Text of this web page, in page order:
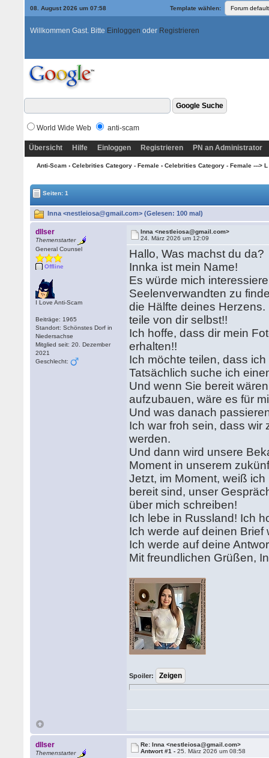
08. August 2026 um 07:58 Template wählen:
Willkommen Gast. Bitte Einloggen oder Registrieren
World Wide Web anti-scam
Übersicht Hilfe Einloggen Registrieren PN an Administrator
Anti-Scam› Celebrities Category - Female› Celebrities Category - Female ---> L
Seiten: 1
Inna <nestleiosa@gmail.com> (Gelesen: 100 mal)
dllser
Themenstarter
General Counsel
Offline
I Love Anti-Scam
Beiträge: 1965
Standort: Schönstes Dorf in
Niedersachse
Mitglied seit: 20. Dezember
2021
Geschlecht:
Inna <nestleiosa@gmail.com>
24. März 2026 um 12:09
Hallo, Was machst du da?
Innka ist mein Name!
Es würde mich
Seelenverwandten zu
die Hälfte deines Herzens.
teile von dir selbst!!
Ich hoffe, dass dir mein
erhalten!!
Ich möchte teilen, dass
Tatsächlich suche ich
Und wenn Sie bereit
aufzubauen, wäre es für
Und was danach
Ich war froh sein, dass
werden.
Und dann wird unsere
Moment in unserem
Jetzt, im Moment, weiß
bereit sind, unser
über mich schreiben!
Ich lebe in Russland! Ich
Ich werde auf deinen Brief
Ich werde auf deine
Mit freundlichen Grüßen,
Spoiler:
dllser
Themenstarter
Re: Inna <nestleiosa@gmail.com>
Antwort #1 -25. März 2026 um 08:58